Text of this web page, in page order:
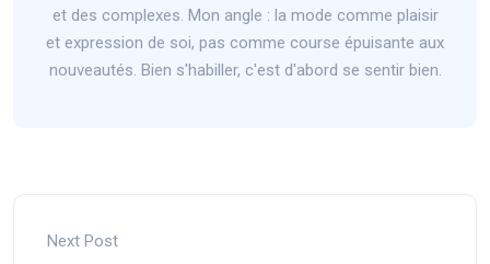
et des complexes. Mon angle : la mode comme plaisir
et expression de soi, pas comme course épuisante aux
nouveautés. Bien s'habiller, c'est d'abord se sentir bien.
Next Post